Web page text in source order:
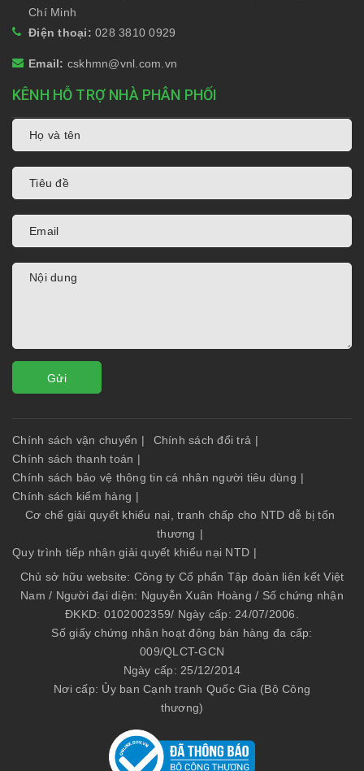
Chí Minh
Điện thoại: 028 3810 0929
Email: cskhmn@vnl.com.vn
KÊNH HỖ TRỢ NHÀ PHÂN PHỐI
Gửi
Chính sách vận chuyển | Chính sách đổi trả |
Chính sách thanh toán |
Chính sách bảo vệ thông tin cá nhân người tiêu dùng |
Chính sách kiểm hàng |
Cơ chế giải quyết khiếu nại, tranh chấp cho NTD dễ bị tổn
thương |
Quy trình tiếp nhận giải quyết khiếu nại NTD |
Chủ sở hữu website: Công ty Cổ phẩn Tập đoàn liên kết Việt
Nam / Người đại diện: Nguyễn Xuân Hoàng / Số chứng nhận
ĐKKD: 0102002359/ Ngày cấp: 24/07/2006.
Số giấy chứng nhận hoạt động bán hàng đa cấp:
009/QLCT-GCN
Ngày cấp: 25/12/2014
Nơi cấp: Ủy ban Cạnh tranh Quốc Gia (Bộ Công
thương)